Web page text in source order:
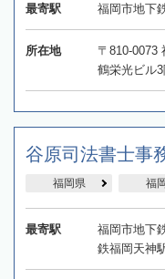
最寄駅 福岡市地下
所在地
〒810-0073
鶴栄光ビル
谷原司法書士事
福岡県 福
最寄駅
福岡市地下
鉄福岡天神